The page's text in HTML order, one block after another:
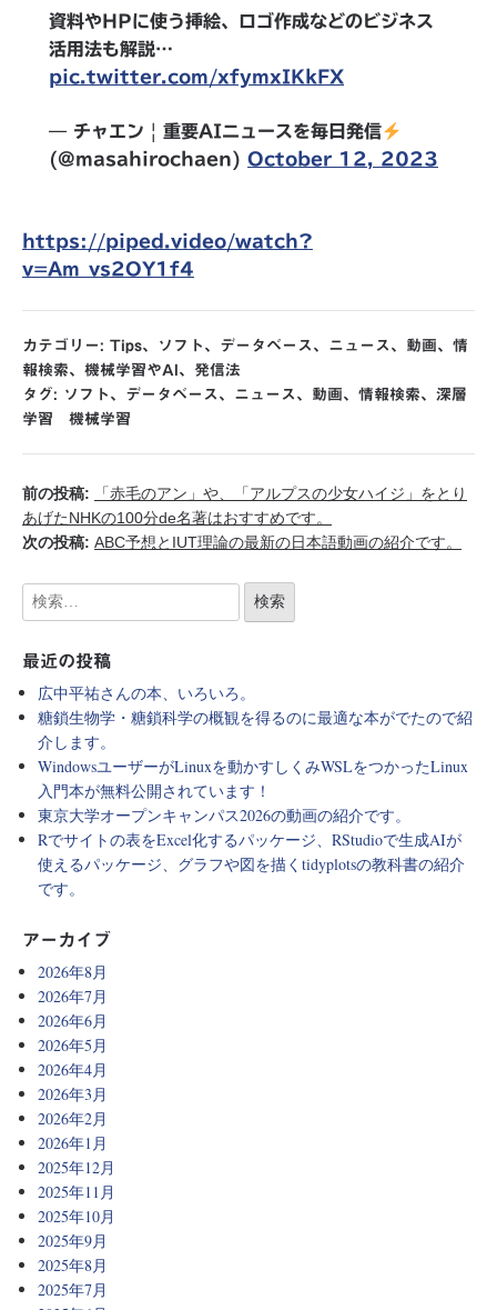
資料やHPに使う挿絵、ロゴ作成などのビジネス
活用法も解説…
pic.twitter.com/xfymxIKkFX
— チャエン | 重要AIニュースを毎日発信
(@masahirochaen) October 12, 2023
https://piped.video/watch?
v=Am_vs2OY1f4
カテゴリー: Tips、 ソフト 、 データベース 、 ニュース 、 動画、 情
報検索、 機械学習やAI 、 発信法
タグ: ソフト 、 データベース 、 ニュース 、 動画、 情報検索、 深層
学習 機械学習
前の投稿:
「赤毛のアン」や、「アルプスの少女ハイジ」をとり
あげたNHKの100分de名著はおすすめです。
次の投稿: ABC予想とIUT理論の最新の日本語動画の紹介です。
最近の投稿
広中平祐さんの本、いろいろ。
糖鎖生物学・糖鎖科学の概観を得るのに最適な本がでたので紹
介します。
WindowsユーザーがLinuxを動かすしくみWSLをつかったLinux
入門本が無料公開されています！
東京大学オープンキャンパス2026の動画の紹介です。
Rでサイトの表をExcel化するパッケージ、RStudioで生成AIが
使えるパッケージ、グラフや図を描くtidyplotsの教科書の紹介
です。
アーカイブ
2026年8月
2026年7月
2026年6月
2026年5月
2026年4月
2026年3月
2026年2月
2026年1月
2025年12月
2025年11月
2025年10月
2025年9月
2025年8月
2025年7月